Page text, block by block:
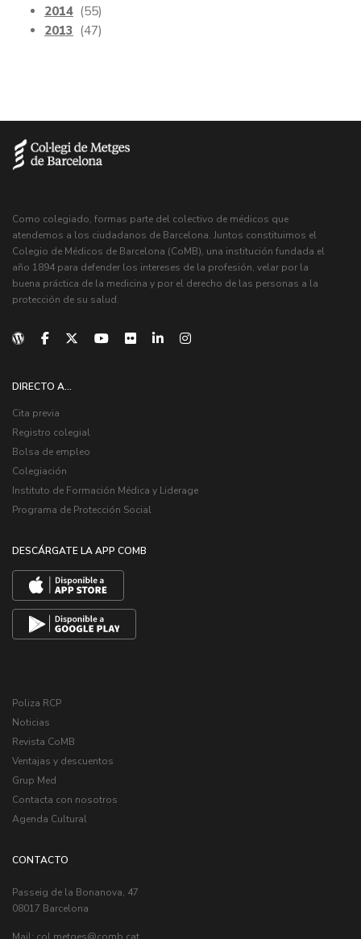
2014 (55)
2013 (47)
Como colegiado, formas parte del colectivo de médicos que
atendemos a los ciudadanos de Barcelona. Juntos constituimos el
Colegio de Médicos de Barcelona (CoMB), una institución fundada el
año 1894 para defender los intereses de la profesión, velar por la
buena práctica de la medicina y por el derecho de las personas a la
protección de su salud.
DIRECTO A...
Cita previa
Registro colegial
Bolsa de empleo
Colegiación
Instituto de Formación Médica y Liderage
Programa de Protección Social
DESCÁRGATE LA APP COMB
Poliza RCP
Noticias
Revista CoMB
Ventajas y descuentos
Grup Med
Contacta con nosotros
Agenda Cultural
CONTACTO
Passeig de la Bonanova, 47
08017 Barcelona